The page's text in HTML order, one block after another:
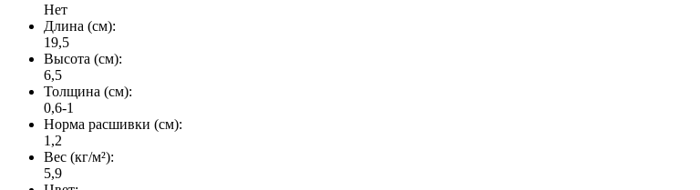
Нет
Длина (см):
19,5
Высота (см):
6,5
Толщина (см):
0,6-1
Норма расшивки (см):
1,2
Вес (кг/м²):
5,9